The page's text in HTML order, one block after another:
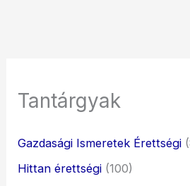
Tantárgyak
Gazdasági Ismeretek Érettségi
Hittan érettségi (100)